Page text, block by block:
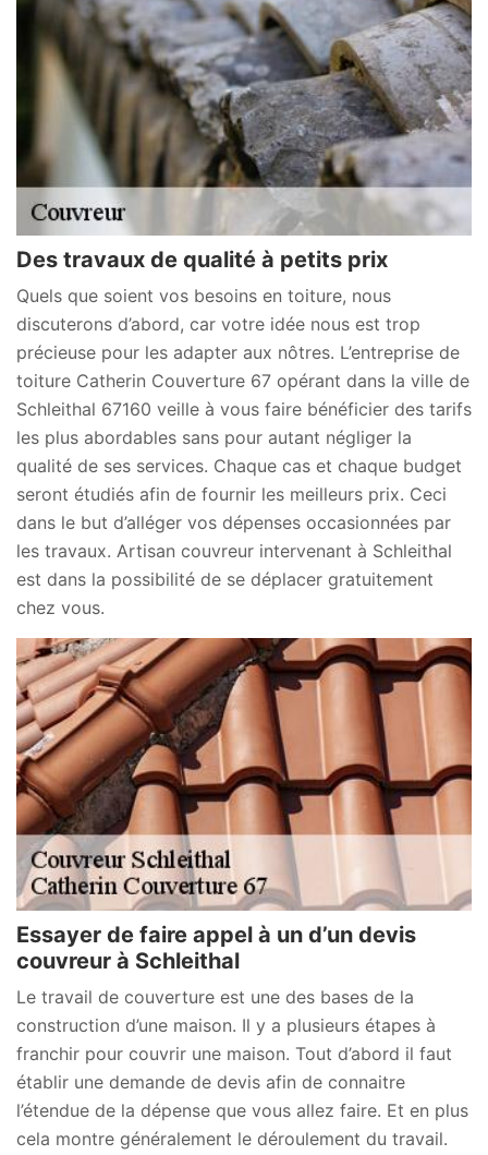
Des travaux de qualité à petits prix
Quels que soient vos besoins en toiture, nous
discuterons d’abord, car votre idée nous est trop
précieuse pour les adapter aux nôtres. L’entreprise de
toiture Catherin Couverture 67 opérant dans la ville de
Schleithal 67160 veille à vous faire bénéficier des tarifs
les plus abordables sans pour autant négliger la
qualité de ses services. Chaque cas et chaque budget
seront étudiés afin de fournir les meilleurs prix. Ceci
dans le but d’alléger vos dépenses occasionnées par
les travaux. Artisan couvreur intervenant à Schleithal
est dans la possibilité de se déplacer gratuitement
chez vous.
Essayer de faire appel à un d’un devis
couvreur à Schleithal
Le travail de couverture est une des bases de la
construction d’une maison. Il y a plusieurs étapes à
franchir pour couvrir une maison. Tout d’abord il faut
établir une demande de devis afin de connaitre
l’étendue de la dépense que vous allez faire. Et en plus
cela montre généralement le déroulement du travail.